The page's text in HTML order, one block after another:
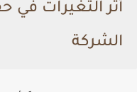
أثر التغيرات في
الشركة